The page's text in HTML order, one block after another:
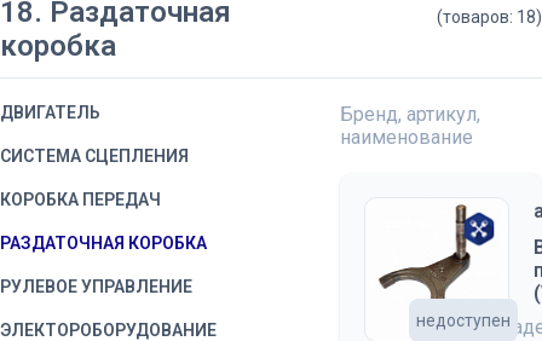
18. Раздаточная
коробка
(товаров: 18)
ДВИГАТЕЛЬ
СИСТЕМА СЦЕПЛЕНИЯ
КОРОБКА ПЕРЕДАЧ
РАЗДАТОЧНАЯ КОРОБКА
РУЛЕВОЕ УПРАВЛЕНИЕ
ЭЛЕКТОРОБОРУДОВАНИЕ
Бренд, артикул,
наименование
на
недоступен